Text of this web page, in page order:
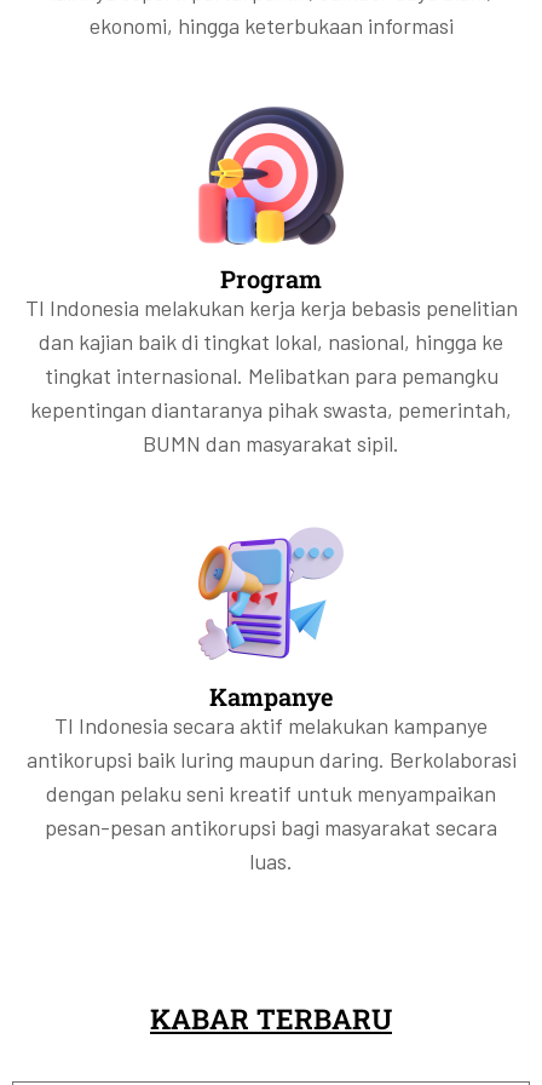
ekonomi, hingga keterbukaan informasi
Program
TI Indonesia melakukan kerja kerja bebasis penelitian
dan kajian baik di tingkat lokal, nasional, hingga ke
tingkat internasional. Melibatkan para pemangku
kepentingan diantaranya pihak swasta, pemerintah,
BUMN dan masyarakat sipil.
Kampanye
TI Indonesia secara aktif melakukan kampanye
antikorupsi baik luring maupun daring. Berkolaborasi
dengan pelaku seni kreatif untuk menyampaikan
pesan-pesan antikorupsi bagi masyarakat secara
luas.
KABAR TERBARU